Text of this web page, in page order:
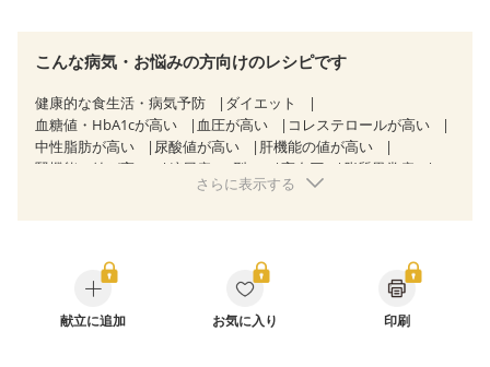
こんな病気・お悩みの方向けのレシピです
健康的な食生活・病気予防
ダイエット
血糖値・HbA1cが高い
血圧が高い
コレステロールが高い
中性脂肪が高い
尿酸値が高い
肝機能の値が高い
腎機能の値が高い
糖尿病（2型） 高血圧
脂質異常症
狭心症 心筋梗塞
糖尿病性腎症（第１期）
糖尿病性腎症（第２期）
糖尿病性腎症（第３期）
CKD（ステージ１）
CKD（ステージ２）
CKD（ステージ３a）
さらに表示する
献立に追加 お気に入り 印刷